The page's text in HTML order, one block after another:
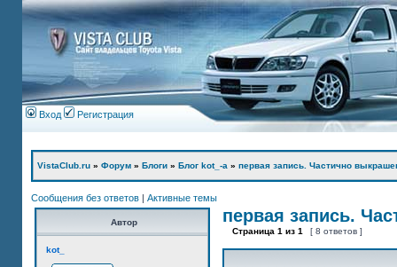
Вход Регистрация
VistaClub.ru » Форум » Блоги » Блог kot_-а » первая запись. Частично
Сообщения без ответов | Активные темы
Автор
kot_
первая запись.
Страница 1 из 1 [ 8 ответов ]